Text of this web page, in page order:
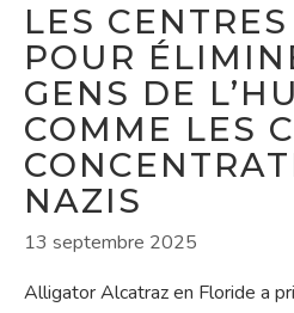
LES
POUR
GENS DE
COMME LES
NAZIS
13 septembre 2025
Alligator Alcatraz en Floride a